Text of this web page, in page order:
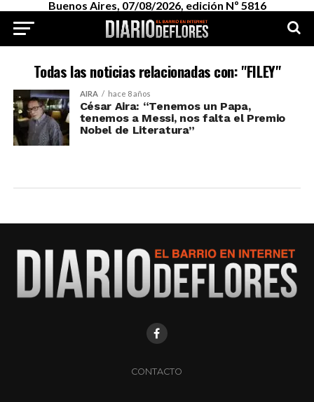
Buenos Aires, 07/08/2026, edición Nº 5816
Todas las noticias relacionadas con: "FILEY"
AIRA hace 8 años
César Aira: “Tenemos un Papa,
tenemos a Messi, nos falta el Premio
Nobel de Literatura”
CONTACTO